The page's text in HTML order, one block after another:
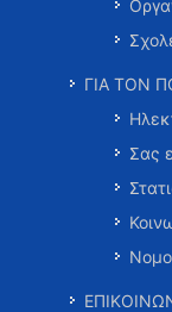
ΓΙΑ ΤΟΝ
Σας